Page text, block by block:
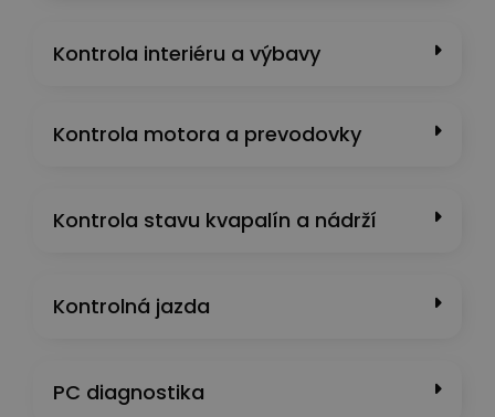
Kontrola interiéru a výbavy
Kontrola motora a prevodovky
Kontrola stavu kvapalín a nádrží
Kontrolná jazda
PC diagnostika